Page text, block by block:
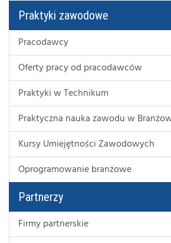
Praktyki zawodowe
Pracodawcy
Oferty pracy od pracodawców
Praktyki w Technikum
Praktyczna nauka zawodu w
Kursy Umiejętności Zawodowych
Oprogramowanie branżowe
Partnerzy
Firmy partnerskie